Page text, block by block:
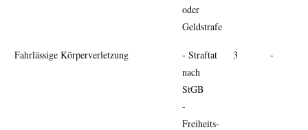
oder
Geldstrafe
Fahr­lässige Körper­verletzung
- Straftat
nach
StGB
-
Freiheits-
3 -